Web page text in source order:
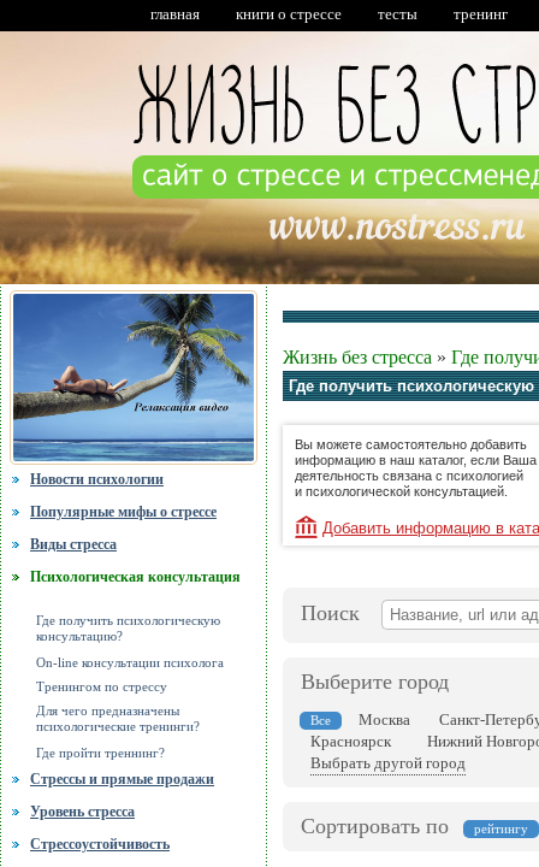
главная книги о стрессе тесты тренинг
Новости психологии
Популярные мифы о стрессе
Виды стресса
Психологическая консультация
Где получить психологическую
консультацию?
On-line консультации психолога
Тренингом по стрессу
Для чего предназначены
психологические тренинги?
Где пройти треннинг?
Стрессы и прямые продажи
Уровень стресса
Стрессоустойчивость
Жизнь без стресса » Где
Где получить
Вы можете самостоятельно добавить
информацию в наш каталог, если Ваша
деятельность связана с психологией
и психологической консультацией.
Добавить информацию в
Поиск
Выберите город
Все Москва
Санкт-
Красноярск
Нижний
Выбрать другой город
Сортировать по рейтингу